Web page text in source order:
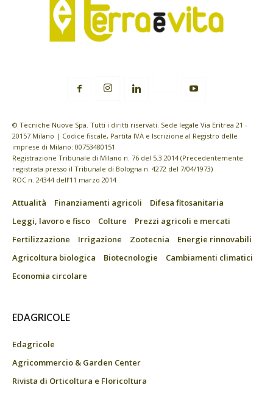
© Tecniche Nuove Spa. Tutti i diritti riservati. Sede legale Via Eritrea 21 -
20157 Milano | Codice fiscale, Partita IVA e Iscrizione al Registro delle
imprese di Milano: 00753480151
Registrazione Tribunale di Milano n. 76 del 5.3.2014 (Precedentemente
registrata presso il Tribunale di Bologna n. 4272 del 7/04/1973)
ROC n. 24344 dell’11 marzo 2014
Attualità Finanziamenti agricoli
Difesa fitosanitaria
Leggi, lavoro e fisco
Colture
Prezzi agricoli e mercati
Fertilizzazione
Irrigazione Zootecnia
Energie rinnovabili
Agricoltura biologica
Biotecnologie
Cambiamenti climatici
Economia circolare
EDAGRICOLE
Edagricole
Agricommercio & Garden Center
Rivista di Orticoltura e Floricoltura